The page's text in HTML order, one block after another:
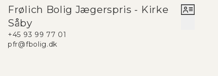
Frølich Bolig Jægerspris - Kirke
Såby
+45 93 99 77 01
pfr@fbolig.dk